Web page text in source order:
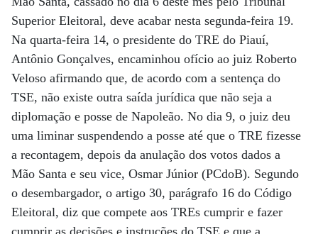
Superior Eleitoral, deve acabar nesta segunda-feira 19.
Na quarta-feira 14, o presidente do TRE do Piauí,
Antônio Gonçalves, encaminhou ofício ao juiz Roberto
Veloso afirmando que, de acordo com a sentença do
TSE, não existe outra saída jurídica que não seja a
diplomação e posse de Napoleão. No dia 9, o juiz deu
uma liminar suspendendo a posse até que o TRE fizesse
a recontagem, depois da anulação dos votos dados a
Mão Santa e seu vice, Osmar Júnior (PCdoB). Segundo
o desembargador, o artigo 30, parágrafo 16 do Código
Eleitoral, diz que compete aos TREs cumprir e fazer
cumprir as decisões e instruções do TSE e que a